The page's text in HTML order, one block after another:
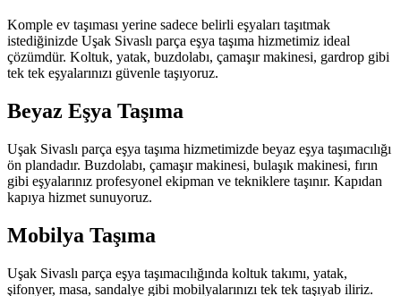
Komple ev taşıması yerine sadece belirli eşyaları taşıtmak
istediğinizde Uşak Sivaslı parça eşya taşıma hizmetimiz ideal
çözümdür. Koltuk, yatak, buzdolabı, çamaşır makinesi, gardrop gibi
tek tek eşyalarınızı güvenle taşıyoruz.
Beyaz Eşya Taşıma
Uşak Sivaslı parça eşya taşıma hizmetimizde beyaz eşya taşımacılığı
ön plandadır. Buzdolabı, çamaşır makinesi, bulaşık makinesi, fırın
gibi eşyalarınız profesyonel ekipman ve tekniklere taşınır. Kapıdan
kapıya hizmet sunuyoruz.
Mobilya Taşıma
Uşak Sivaslı parça eşya taşımacılığında koltuk takımı, yatak,
şifonyer, masa, sandalye gibi mobilyalarınızı tek tek taşıyab iliriz.